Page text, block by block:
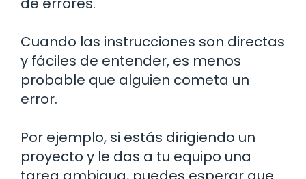
Cuando las instrucciones son directas
y fáciles de entender, es menos
probable que alguien cometa un
error.
Por ejemplo, si estás dirigiendo un
proyecto y le das a tu equipo una